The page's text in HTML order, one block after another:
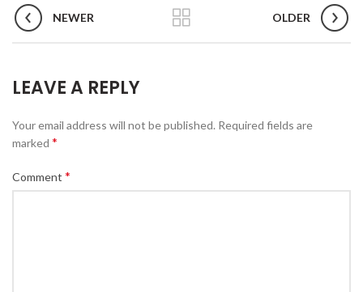
NEWER OLDER
LEAVE A REPLY
Your email address will not be published. Required fields are
marked *
Comment *